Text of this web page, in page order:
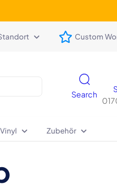
Custom
Search
Vinyl Zubehör